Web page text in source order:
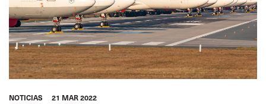
NOTICIAS 21 MAR 2022